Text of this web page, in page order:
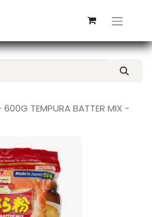
600G TEMPURA BATTER MIX -